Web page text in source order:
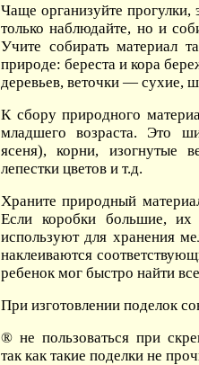
Чаще организуйте прогулки,
только наблюдайте, но и
Учите собирать материал
природе: береста и кора
деревьев, веточки — сухие,
К сбору природного
младшего возраста. Это
ясеня), корни, изогнутые
лепестки цветов и т.д.
Храните природный
Если коробки большие,
используют для хранения
наклеиваются
ребенок мог быстро найти
При изготовлении поделок
® не пользоваться при
так как такие поделки не